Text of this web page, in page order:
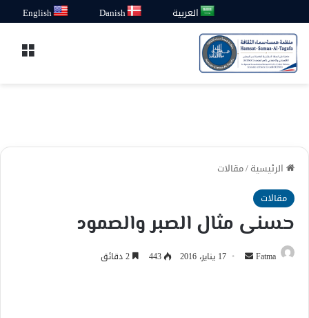
العربية Danish
English
الرئيسية/مقالات
مقالات
حسنى مثال الصبر والصمود
Fatma
أرسل 17 يناير، 2016 443